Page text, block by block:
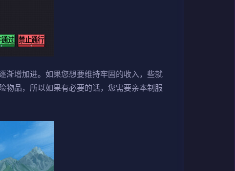
渐增加进。如果您想要维持牢固的收入，些就
物品，所以如果有必要的话，您需要亲本制服